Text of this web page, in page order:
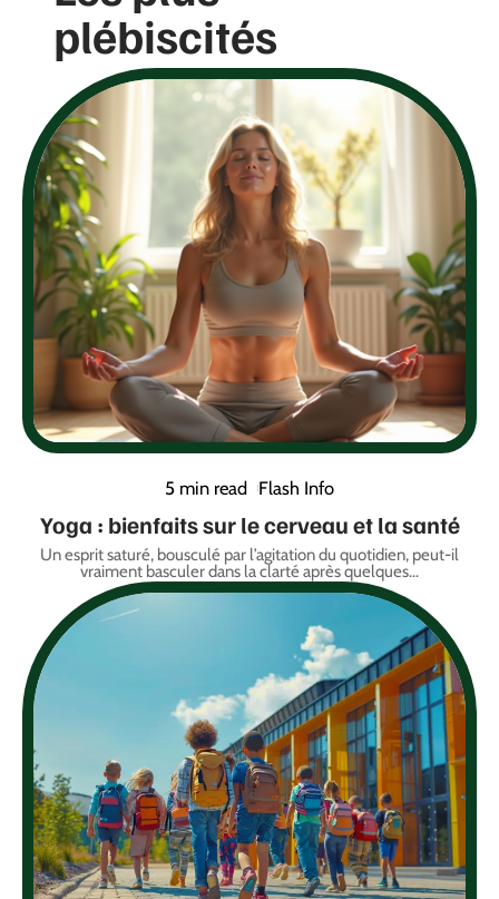
plébiscités
5 min read Flash Info
Yoga : bienfaits sur le cerveau et la santé
Un esprit saturé, bousculé par l’agitation du quotidien, peut-il
vraiment basculer dans la clarté après quelques…